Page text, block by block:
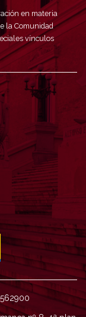
en materia
la Comunidad
vínculos